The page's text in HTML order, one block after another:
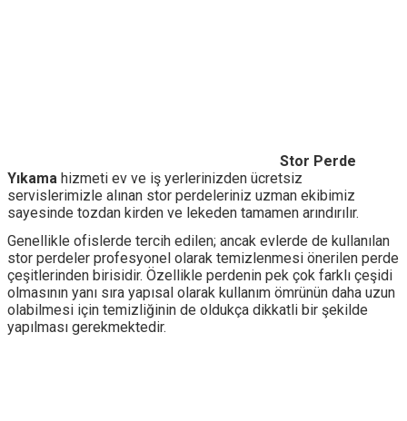
Stor Perde
Yıkama hizmeti ev ve iş yerlerinizden ücretsiz
servislerimizle alınan stor perdeleriniz uzman ekibimiz
sayesinde tozdan kirden ve lekeden tamamen arındırılır.
Genellikle ofislerde tercih edilen; ancak evlerde de kullanılan
stor perdeler profesyonel olarak temizlenmesi önerilen perde
çeşitlerinden birisidir. Özellikle perdenin pek çok farklı çeşidi
olmasının yanı sıra yapısal olarak kullanım ömrünün daha uzun
olabilmesi için temizliğinin de oldukça dikkatli bir şekilde
yapılması gerekmektedir.